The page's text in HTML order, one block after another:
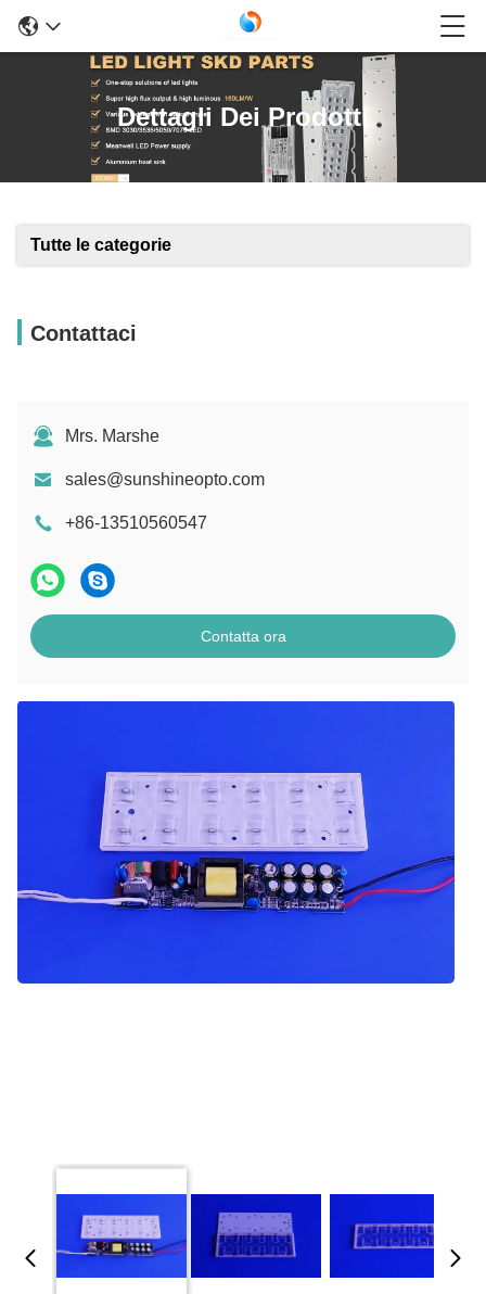
Dettagli Dei Prodotti
Tutte le categorie
Contattaci
Mrs. Marshe
sales@sunshineopto.com
+86-13510560547
Contatta ora